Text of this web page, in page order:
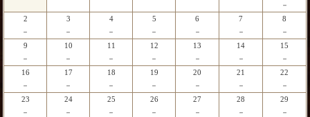
－
2
－
3
－
4
－
5
－
6
－
7
－
8
－
9
－
10
－
11
－
12
－
13
－
14
－
15
－
16
－
17
－
18
－
19
－
20
－
21
－
22
－
23
－
24
－
25
－
26
－
27
－
28
－
29
－